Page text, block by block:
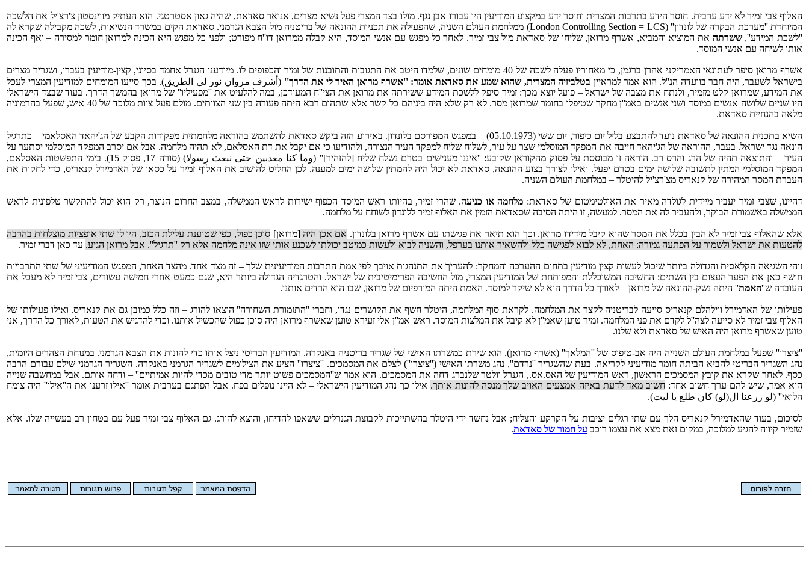
האלוף צבי זמיר לא ידע ערבית. חוסר הידע בתרבות המצרית וחוסר ידע במקצוע המודיעין היו עבורו אבן נגף. מולו בצד המצרי פעל נשיא מצרים, אנואר סאדאת, שהיה גאון אסטרטגי. הוא העתיק מווינסטון צ'רצ'יל את הלשכה
המיוחדת ''מערכת הבקרה של לונדון'' (London Controlling Section = LCS) ממלחמת העולם השניה, שהפעילה את תכניות ההונאה של בריטניה מול הצבא הגרמני. סאדאת הקים במשרד הנשיאות, לשכה מקבילה שקרא לה
''לשכת המידע'',ששרתה את המוציא והמביא, אשרף מרואן, שליחו של סאדאת מול צבי זמיר. לאחר כל מפגש עם אנשי המוסד, היא קבלה ממרואן דו''ח מפורט; ולפני כל מפגש היא הכינה למרואן חומר למסירה – ואף הכינה
אותו לשיחה עם אנשי המוסד.
אשרף מרואן סיפר לעתונאי האמריקני אהרן ברגמן, כי מאחוריו פעלה לשכה של 40 מומחים שונים, שלמדו היטב את התגובות והתובנות של זמיר והכפופים לו. מיודענו הגנרל אחמד בסיוני, קצין-מודיעין בעברו, ושגריר מצרים
בישראל לשעבר, היה חבר בוועדה הנ''ל. הוא אמר למראיין בטלביזיה המצרית, שהוא שמע את סאדאת אומר: ''אשרף מרואן האיר לי את הדרך'' (أشرف مروان نور لي الطريق). בכך סייעו המומחים למודיעין המצרי לעכל
את המידע, שמרואן קלט מזמיר, ולנתח את מצבה של ישראל – פועל יוצא מכך: זמיר סיפק ללשכת המידע ששירתה את מרואן את הצי''ח המעודכן, במה להלעיט את ''מפעיליו'' של מרואן בהמשך הדרך. בעוד שבצד הישראלי
היו שניים שלושה אנשים במוסד ושני אנשים באמ''ן מחקר שטיפלו בחומר שמרואן מסר. לא רק שלא היה ביניהם כל קשר אלא שתהום רבא היתה פעורה בין שני הצוותים. מולם פעל צוות מלוכד של 40 איש, שפעל בהרמוניה
מלאה בהנחיית סאדאת.
השיא בתכנית ההונאה של סאדאת נועד להתבצע בליל יום כיפור, יום ששי (05.10.1973) – במפגש המפורסם בלונדון. באירוע הזה ביקש סאדאת להשתמש בהוראה מלחמתית מפקודות הקבע של הג'יהאד האסלאמי – כתרגיל
הונאה נגד ישראל. בעבר, ההוראה של הג'יהאד חייבה את המפקד המוסלמי שצר על עיר, לשלוח שליח למפקד העיר הנצורה, ולהודיעו כי אם יקבל את דת האסלאם, לא תהיה מלחמה. אבל אם יסרב המפקד המוסלמי יסתער על
העיר – והתוצאה תהיה של הרג והרס רב. הוראה זו מבוססת על פסוק מהקוראן שקובע: ''איננו מענישים בטרם נשלח שליח [להזהיר]'' (وما كنا معذبين حتى نبعث رسولا) (סורה 17, פסוק 15). בימי התפשטות האסלאם,
המפקד המוסלמי המתין לתשובה שלושה ימים בטרם יפעל. ואילו לצורך בצוע ההונאה, סאדאת לא יכול היה להמתין שלושה ימים למענה. לכן החליט להושיב את האלוף זמיר על כסאו של האדמירל קנאריס, כדי לחקות את
העברת המסר המהירה של קנאריס מצ'רצ'יל להיטלר – במלחמת העולם השניה.
דהיינו, שצבי זמיר יעביר מיידית לגולדה מאיר את האולטימטום של סאדאת: מלחמה או כניעה. שהרי זמיר, בהיותו ראש המוסד הכפוף ישירות לראש הממשלה, במצב החרום הנוצר, רק הוא יכול להתקשר טלפונית לראש
הממשלה באשמורת הבוקר, ולהעביר לה את המסר. למעשה, זו היתה הסיבה שסאדאת הזמין את האלוף זמיר ללונדון לשוחח על מלחמה.
אלא שהאלוף צבי זמיר לא הבין בכלל את המסר שהוא קיבל מידידו מרואן. וכך הוא תיאר את פגישתו עם אשרף מרואן בלונדון. אם אכן היה[מרואן] סוכן כפול, כפי שטוענת עלילת הכזב, היו לו שתי אופציות מוצלחות בהרבה
להטעות את ישראל ולשמור על הפתעה גמורה: האחת, לא לבוא לפגישה כלל ולהשאיר אותנו בערפל, והשניה לבוא ולעשות כמיטב יכולתו לשכנע אותי שזו אינה מלחמה אלא רק ''תרגיל''. אבל מרואן הגיע. עד כאן דברי זמיר.
זוהי השגיאה הקלאסית והגדולה ביותר שיכול לעשות קצין מודיעין בתחום ההערכה והמחקר: להעריך את התנהגות אויבך לפי אמת התרבות המודיעינית שלך – זה מצד אחד. מהצד האחר, המפגש המודיעיני של שתי התרבויות
חושף כאן את הפער העצום בין השתים: החשיבה המשוכללת והמפותחת של המודיעין המצרי, מול החשיבה הפרימיטיבית של ישראל. והטרגדיה הגדולה ביותר היא, שגם כמעט אחרי חמישה עשורים, צבי זמיר לא מעכל את
העובדה ש''האמת'' היתה נשק-ההונאה של מרואן – לאורך כל הדרך הוא לא שיקר למוסד. האמת היתה המורפיום של מרואן, שבו הוא הרדים אותנו.
פעילותו של האדמירל ווילהלם קנאריס סייעה לבריטניה לקצר את המלחמה. לקראת סוף המלחמה, היטלר חשף את הקושרים נגדו, וחברי ''התזמורת השחורה'' הוצאו להורג – וזה כלל כמובן גם את קנאריס. ואילו פעילותו של
האלוף צבי זמיר לא סייעה לצה''ל לקדם את פני המלחמה. זמיר טוען שאמ''ן לא קיבל את המלצות המוסד. ראש אמ''ן אלי זעירא טוען שאשרף מרואן היה סוכן כפול שהכשיל אותנו. וכדי להדגיש את הטעות, לאורך כל הדרך, אני
טוען שאשרף מרואן היה האיש של סאדאת ולא שלנו.
''ציצרו'' שפעל במלחמת העולם השנייה היה אב-טיפוס של ''המלאך'' (אשרף מרואן). הוא שירת כמשרתו האישי של שגריר בריטניה באנקרה. המודיעין הבריטי ניצל אותו כדי להונות את הצבא הגרמני. במנוחת הצהרים היומית,
נהג השגריר הבריטי להביא הביתה חומר מודיעיני לקריאה. בעת שהשגריר ''נרדם'', נהג משרתו האישי (''ציצרו'') לצלם את המסמכים. ''ציצרו'' הציע את הצילומים לשגריר הגרמני באנקרה. השגריר הגרמני שילם עבורם הרבה
כסף. לאחר שקרא את קובץ המסמכים הראשון, ראש המודיעין של האס.אס., הגנרל וולטר שלנברג דחה את המסמכים. הוא אמר ש''המסמכים פשוט יותר מדי טובים מכדי להיות אמיתיים'' – ודחה אותם. אבל במחשבה שנייה
הוא אמר, שיש להם ערך חשוב אחד:חשוב מאד לדעת באיזה אמצעים האויב שלך מנסה להונות אותך. אילו כך נהג המודיעין הישראלי – לא היינו נופלים בפח. אבל הפתגם בערבית אומר ''אילו זרענו את ה''אילו'' היה צומח
הלואי'' (لو زرعنا ال(لو) كان طلع يا ليت).
לסיכום, בעוד שהאדמירל קנאריס הלך עם שתי רגלים יציבות על הקרקע והצליח; אבל נחשד ידי היטלר בהשתייכות לקבוצת הגנרלים ששאפו להדיחו, והוצא להורג. גם האלוף צבי זמיר פעל עם בטחון רב בעשייה שלו. אלא
שזמיר קיווה להגיע למלוכה, במקום זאת מצא את עצמו רוכב על חמור של סאדאת.